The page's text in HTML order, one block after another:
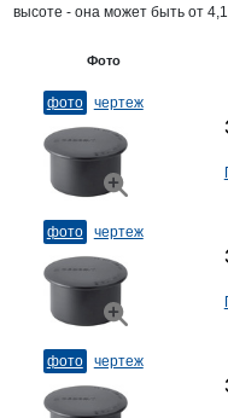
высоте - она может быть от
Фото
фото чертеж
фото чертеж
фото чертеж